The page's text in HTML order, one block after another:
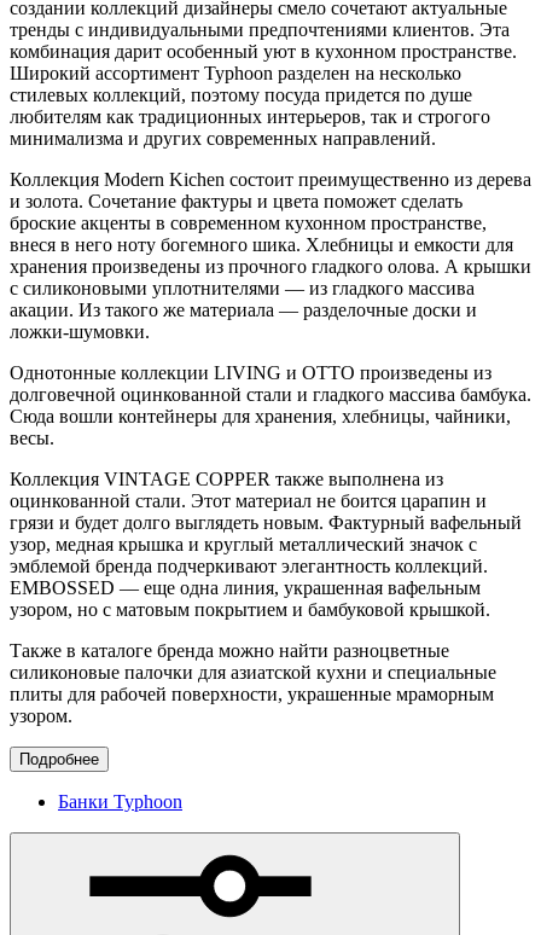
создании коллекций дизайнеры смело сочетают актуальные
тренды с индивидуальными предпочтениями клиентов. Эта
комбинация дарит особенный уют в кухонном пространстве.
Широкий ассортимент Typhoon разделен на несколько
стилевых коллекций, поэтому посуда придется по душе
любителям как традиционных интерьеров, так и строгого
минимализма и других современных направлений.
Коллекция Modern Kichen состоит преимущественно из дерева
и золота. Сочетание фактуры и цвета поможет сделать
броские акценты в современном кухонном пространстве,
внеся в него ноту богемного шика. Хлебницы и емкости для
хранения произведены из прочного гладкого олова. А крышки
с силиконовыми уплотнителями — из гладкого массива
акации. Из такого же материала — разделочные доски и
ложки-шумовки.
Однотонные коллекции LIVING и OTTO произведены из
долговечной оцинкованной стали и гладкого массива бамбука.
Сюда вошли контейнеры для хранения, хлебницы, чайники,
весы.
Коллекция VINTAGE COPPER также выполнена из
оцинкованной стали. Этот материал не боится царапин и
грязи и будет долго выглядеть новым. Фактурный вафельный
узор, медная крышка и круглый металлический значок с
эмблемой бренда подчеркивают элегантность коллекций.
EMBOSSED — еще одна линия, украшенная вафельным
узором, но с матовым покрытием и бамбуковой крышкой.
Также в каталоге бренда можно найти разноцветные
силиконовые палочки для азиатской кухни и специальные
плиты для рабочей поверхности, украшенные мраморным
узором.
Подробнее
Банки Typhoon